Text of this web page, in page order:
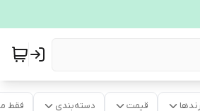
قیمت دسته‌بندی فقط